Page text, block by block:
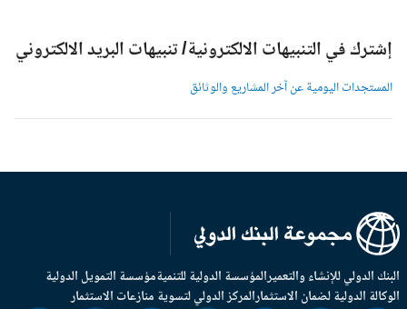
إشترك في التنبيهات الالكترونية/ تنبيهات البريد الالكتروني
المستجدات اليومية عن آخر المشاريع والوثائق
الدولي للإنشاء والتعميرالمؤسسة الدولية للتنميةمؤسسة التمويل الدولية
الدولية لضمان الاستثمارالمركز الدولي لتسوية منازعات الاستثمار